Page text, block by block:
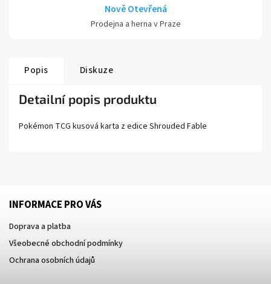
Nově Otevřená
Prodejna a herna v Praze
Popis Diskuze
Detailní popis produktu
Pokémon TCG kusová karta z edice Shrouded Fable
INFORMACE PRO VÁS
Doprava a platba
Všeobecné obchodní podmínky
Ochrana osobních údajů